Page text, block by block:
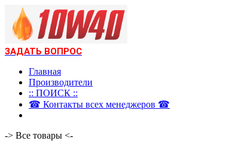
ЗАДАТЬ ВОПРОС
Главная
Производители
:: ПОИСК ::
☎ Контакты всех менеджеров ☎
-> Все товары <-